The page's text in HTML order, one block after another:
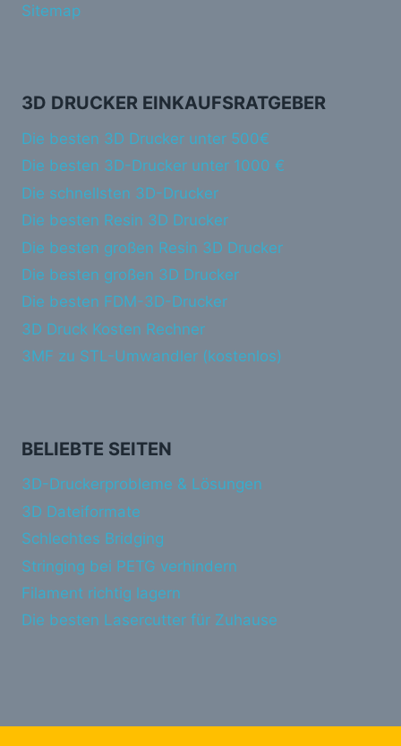
Sitemap
3D DRUCKER EINKAUFSRATGEBER
Die besten 3D Drucker unter 500€
Die besten 3D-Drucker unter 1000 €
Die schnellsten 3D-Drucker
Die besten Resin 3D Drucker
Die besten großen Resin 3D Drucker
Die besten großen 3D Drucker
Die besten FDM-3D-Drucker
3D Druck Kosten Rechner
3MF zu STL-Umwandler (kostenlos)
BELIEBTE SEITEN
3D-Druckerprobleme & Lösungen
3D Dateiformate
Schlechtes Bridging
Stringing bei PETG verhindern
Filament richtig lagern
Die besten Lasercutter für Zuhause